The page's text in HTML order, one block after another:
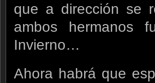
que a dirección se
ambos hermanos
Invierno…
Ahora habrá que